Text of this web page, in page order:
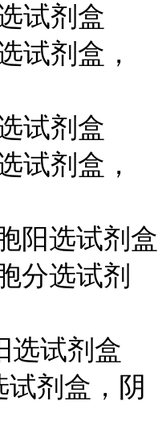
试剂盒
试剂盒，
试剂盒
试剂盒，
阳选试剂盒
分选试剂
选试剂盒
剂盒，阴